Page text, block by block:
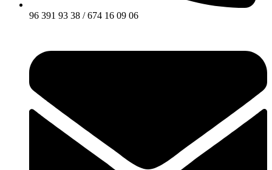
96 391 93 38 / 674 16 09 06